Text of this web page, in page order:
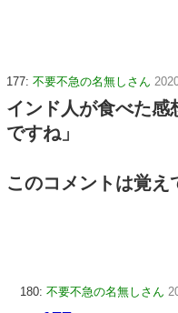
177: 不要不急の名無しさん
インド人が食べた感
ですね」
このコメントは覚え
180: 不要不急の名無しさん